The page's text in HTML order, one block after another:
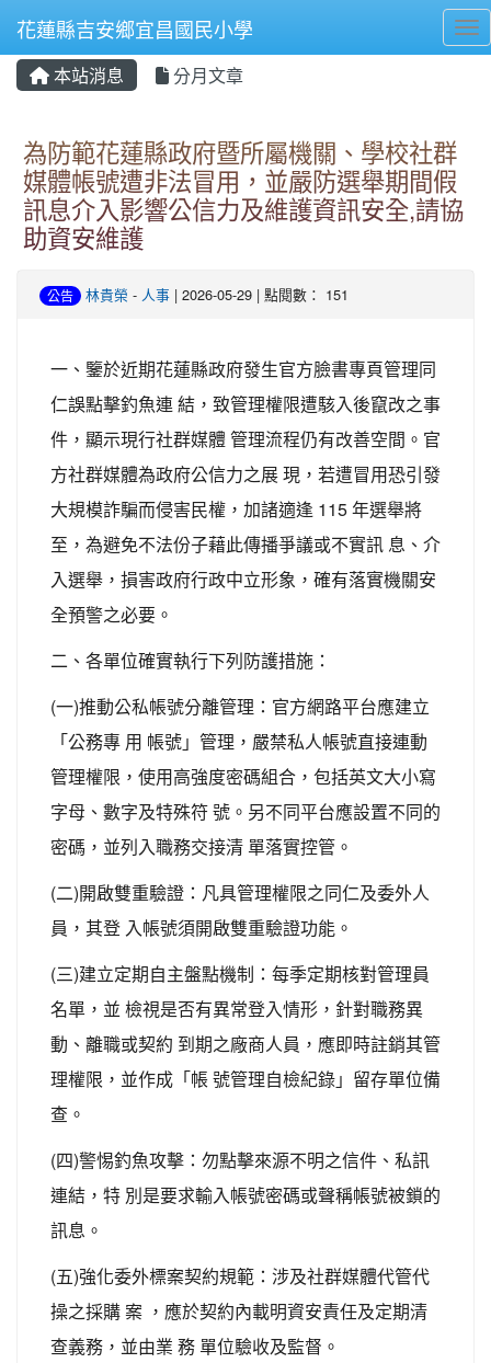
花蓮縣吉安鄉宜昌國民小學
本站消息 分月文章
為防範花蓮縣政府暨所屬機關、學校社群
媒體帳號遭非法冒用，並嚴防選舉期間假
訊息介入影響公信力及維護資訊安全,請協
助資安維護
公告 林貴榮 - 人事 | 2026-05-29 | 點閱數： 151
一、鑒於近期花蓮縣政府發生官方臉書專頁管理同
仁誤點擊釣魚連 結，致管理權限遭駭入後竄改之事
件，顯示現行社群媒體 管理流程仍有改善空間。官
方社群媒體為政府公信力之展 現，若遭冒用恐引發
大規模詐騙而侵害民權，加諸適逢 115 年選舉將
至，為避免不法份子藉此傳播爭議或不實訊 息、介
入選舉，損害政府行政中立形象，確有落實機關安
全預警之必要。
二、各單位確實執行下列防護措施：
(一)推動公私帳號分離管理：官方網路平台應建立
「公務專 用 帳號」管理，嚴禁私人帳號直接連動
管理權限，使用高強度密碼組合，包括英文大小寫
字母、數字及特殊符 號。另不同平台應設置不同的
密碼，並列入職務交接清 單落實控管。
(二)開啟雙重驗證：凡具管理權限之同仁及委外人
員，其登 入帳號須開啟雙重驗證功能。
(三)建立定期自主盤點機制：每季定期核對管理員
名單，並 檢視是否有異常登入情形，針對職務異
動、離職或契約 到期之廠商人員，應即時註銷其管
理權限，並作成「帳 號管理自檢紀錄」留存單位備
查。
(四)警惕釣魚攻擊：勿點擊來源不明之信件、私訊
連結，特 別是要求輸入帳號密碼或聲稱帳號被鎖的
訊息。
(五)強化委外標案契約規範：涉及社群媒體代管代
操之採購 案 ，應於契約內載明資安責任及定期清
查義務，並由業 務 單位驗收及監督。